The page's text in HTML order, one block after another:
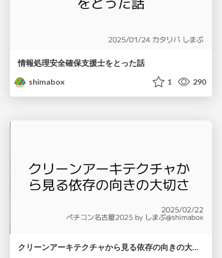
情報処理安全確保支援士をとった話
shimabox
1 290
クリーンアーキテクチャから見る依存の向きの大切さ